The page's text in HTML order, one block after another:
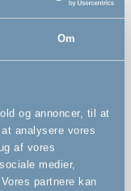
Om
og annoncer, til at
analysere vores
af vores
medier,
partnere kan
op til 24 cm
til dit
til dit